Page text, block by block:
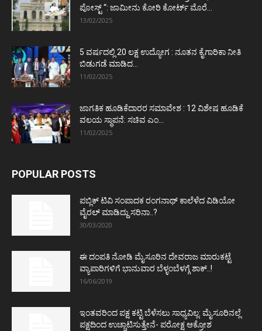
ಪೋಸ್ಟ್‌ “: ಜಾಮೀನು ಕೋರಿ ಕೋರ್ಟ್‌ ಮೊರೆ...
13/02/2025
5 ವರ್ಷದಲ್ಲಿ 20 ಲಕ್ಷ ಉದ್ಯೋಗ : ನೂತನ ಕೈಗಾರಿಕಾ ನೀತಿ
ಬಿಡುಗಡೆ ಮಾಡಿದ...
11/02/2025
ಜಾಗತಿಕ ಹೂಡಿಕೆದಾರರ ಸಮಾವೇಶ : 12 ವಿಶೇಷ ಹೂಡಿಕೆ
ವಲಯ ಸ್ಥಾಪನೆ: ಸಚಿವ ಎಂ...
11/02/2025
POPULAR POSTS
ಪಬ್ಲಿಕ್ ಟಿವಿ ಸಂಪಾದಕ ರಂಗನಾಥ್ ಕಾಲೆಳೆದ ವಿಡಿಯೋ
ವೈರಲ್ ಮಾಡಿದ್ದು ಸರಿನಾ..?
30/03/2020
ಈ ದಂಪತಿ ನೋಡಿ ಮೈಸೂರಿನ ದೇವರಾಜ ಮಾರುಕಟ್ಟೆ
ವ್ಯಾಪಾರಿಗಳಿಗೆ ಭಾನುವಾರ ಬೆಳ್ಳಂಬೆಳಗ್ಗೆ ಶಾಕ್..!
16/06/2019
ಇಂತವರಿಂದ ಪಕ್ಷ ಕಟ್ಟಿ ಬೆಳೆಸಲು ಸಾಧ್ಯವಿಲ್ಲ: ಮೈಸೂರಿನಲ್ಲೆ
ಪಕ್ಷದಿಂದ ಉಚ್ಚಾಟಿಸುತ್ತೇನೆ- ಪರೋಕ್ಷ ಆಕ್ರೋಶ